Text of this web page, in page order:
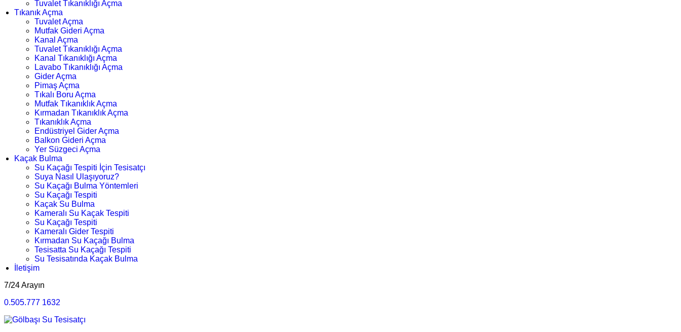
Tuvalet Tıkanıklığı Açma
Tıkanık Açma
Tuvalet Açma
Mutfak Gideri Açma
Kanal Açma
Tuvalet Tıkanıklığı Açma
Kanal Tıkanıklığı Açma
Lavabo Tıkanıklığı Açma
Gider Açma
Pimaş Açma
Tıkalı Boru Açma
Mutfak Tıkanıklık Açma
Kırmadan Tıkanıklık Açma
Tıkanıklık Açma
Endüstriyel Gider Açma
Balkon Gideri Açma
Yer Süzgeci Açma
Kaçak Bulma
Su Kaçağı Tespiti İçin Tesisatçı
Suya Nasıl Ulaşıyoruz?
Su Kaçağı Bulma Yöntemleri
Su Kaçağı Tespiti
Kaçak Su Bulma
Kameralı Su Kaçak Tespiti
Su Kaçağı Tespiti
Kameralı Gider Tespiti
Kırmadan Su Kaçağı Bulma
Tesisatta Su Kaçağı Tespiti
Su Tesisatında Kaçak Bulma
İletişim
7/24 Arayın
0.505.777 1632